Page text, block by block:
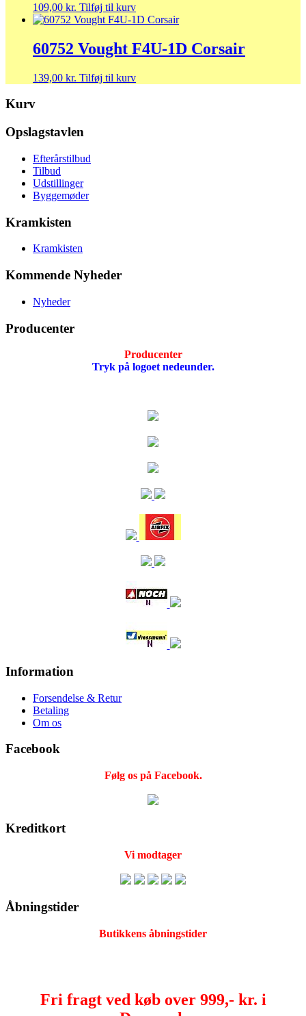
109,00 kr. Tilføj til kurv
60752 Vought F4U-1D Corsair
139,00 kr. Tilføj til kurv
Kurv
Opslagstavlen
Efterårstilbud
Tilbud
Udstillinger
Byggemøder
Kramkisten
Kramkisten
Kommende Nyheder
Nyheder
Producenter
Producenter
Tryk på logoet nedeunder.
Information
Forsendelse & Retur
Betaling
Om os
Facebook
Følg os på Facebook.
Kreditkort
Vi modtager
Åbningstider
Butikkens åbningstider
Fri fragt ved køb over 999,- kr. i